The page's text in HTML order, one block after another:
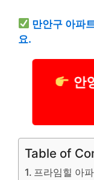
만안구 아파
요.
안
Table of
프라임힐 아